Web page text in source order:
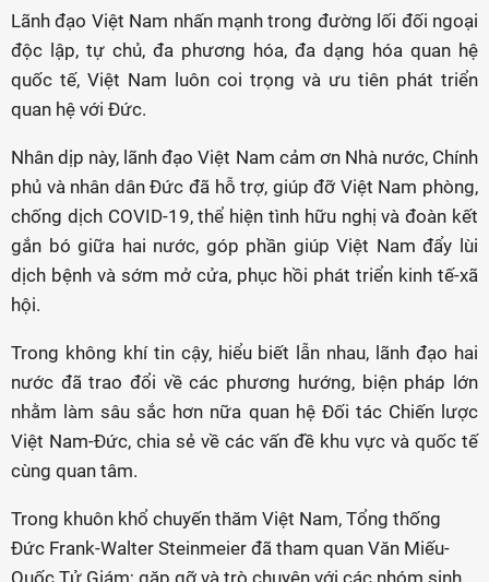
Lãnh đạo Việt Nam nhấn mạnh trong đường lối đối ngoại
độc lập, tự chủ, đa phương hóa, đa dạng hóa quan hệ
quốc tế, Việt Nam luôn coi trọng và ưu tiên phát triển
quan hệ với Đức.
Nhân dịp này, lãnh đạo Việt Nam cảm ơn Nhà nước, Chính
phủ và nhân dân Đức đã hỗ trợ, giúp đỡ Việt Nam phòng,
chống dịch COVID-19, thể hiện tình hữu nghị và đoàn kết
gắn bó giữa hai nước, góp phần giúp Việt Nam đẩy lùi
dịch bệnh và sớm mở cửa, phục hồi phát triển kinh tế-xã
hội.
Trong không khí tin cậy, hiểu biết lẫn nhau, lãnh đạo hai
nước đã trao đổi về các phương hướng, biện pháp lớn
nhằm làm sâu sắc hơn nữa quan hệ Đối tác Chiến lược
Việt Nam-Đức, chia sẻ về các vấn đề khu vực và quốc tế
cùng quan tâm.
Trong khuôn khổ chuyến thăm Việt Nam, Tổng thống
Đức Frank-Walter Steinmeier đã tham quan Văn Miếu-
Quốc Tử Giám; gặp gỡ và trò chuyện với các nhóm sinh